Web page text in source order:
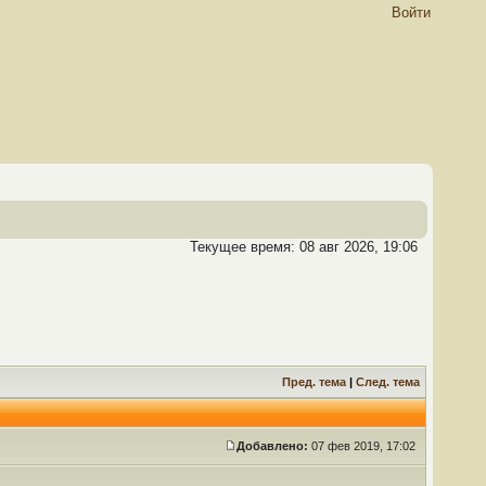
Войти
Текущее время: 08 авг 2026, 19:06
Пред. тема | След. тема
Добавлено: 07 фев 2019, 17:02